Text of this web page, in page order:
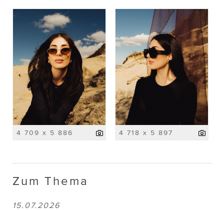
4 709 x 5 886 4 718 x 5 897
Zum Thema
15.07.2026